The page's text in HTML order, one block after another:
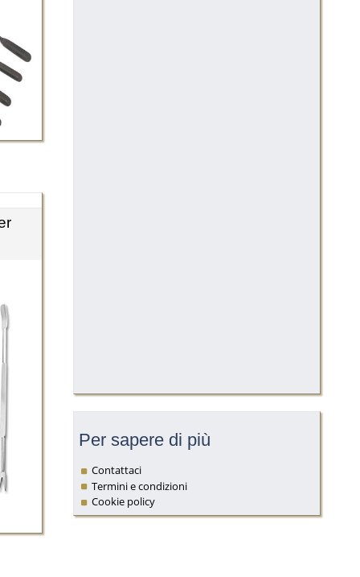
Per sapere di più
Contattaci
Termini e condizioni
Cookie policy